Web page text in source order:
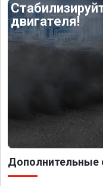
двигателя!
Дополнительные